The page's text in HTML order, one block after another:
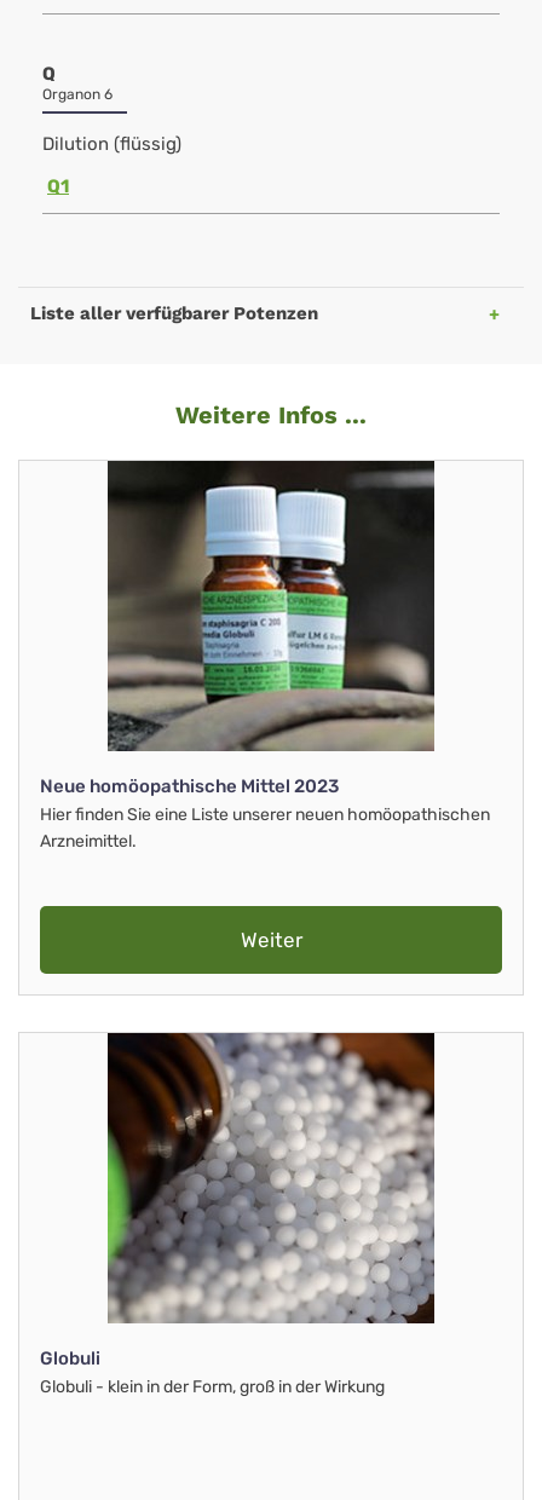
Q
Organon 6
Dilution (flüssig)
Q1
Liste aller verfügbarer Potenzen
Weitere Infos ...
Neue homöopathische Mittel 2023
Hier finden Sie eine Liste unserer neuen homöopathischen
Arzneimittel.
Weiter
Globuli
Globuli - klein in der Form, groß in der Wirkung